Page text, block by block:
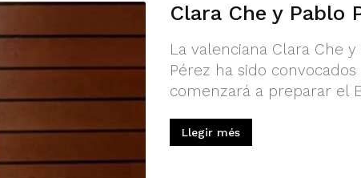
Clara Che y Pablo
La valenciana Clara Che
Pérez ha sido
comenzará a preparar el
Llegir més